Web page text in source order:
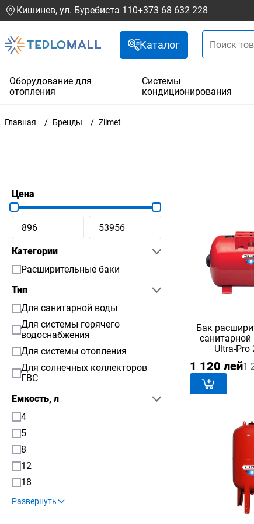
Кишинев, ул. Буребиста 110+373 68 632 228
Каталог
Оборудование для
отопления
Системы
кондиционирования
Главная Бренды Zilmet
Цена
Категории
Расширительные баки
Тип
Для санитарной воды
Для системы горячего
водоснабжения
Для системы отопления
Для солнечных коллекторов
ГВС
Емкость, л
4
5
8
12
18
Развернуть
Бак
Ultra-Pro
1 120 лей1